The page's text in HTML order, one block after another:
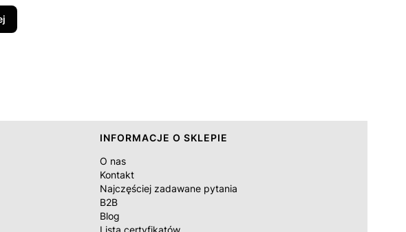
INFORMACJE O SKLEPIE
O nas
Kontakt
Najczęściej zadawane pytania
B2B
Blog
Lista certyfikatów